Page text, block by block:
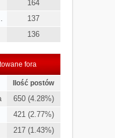
164
137
136
fora
Ilość postów
650 (4.28%)
421 (2.77%)
217 (1.43%)